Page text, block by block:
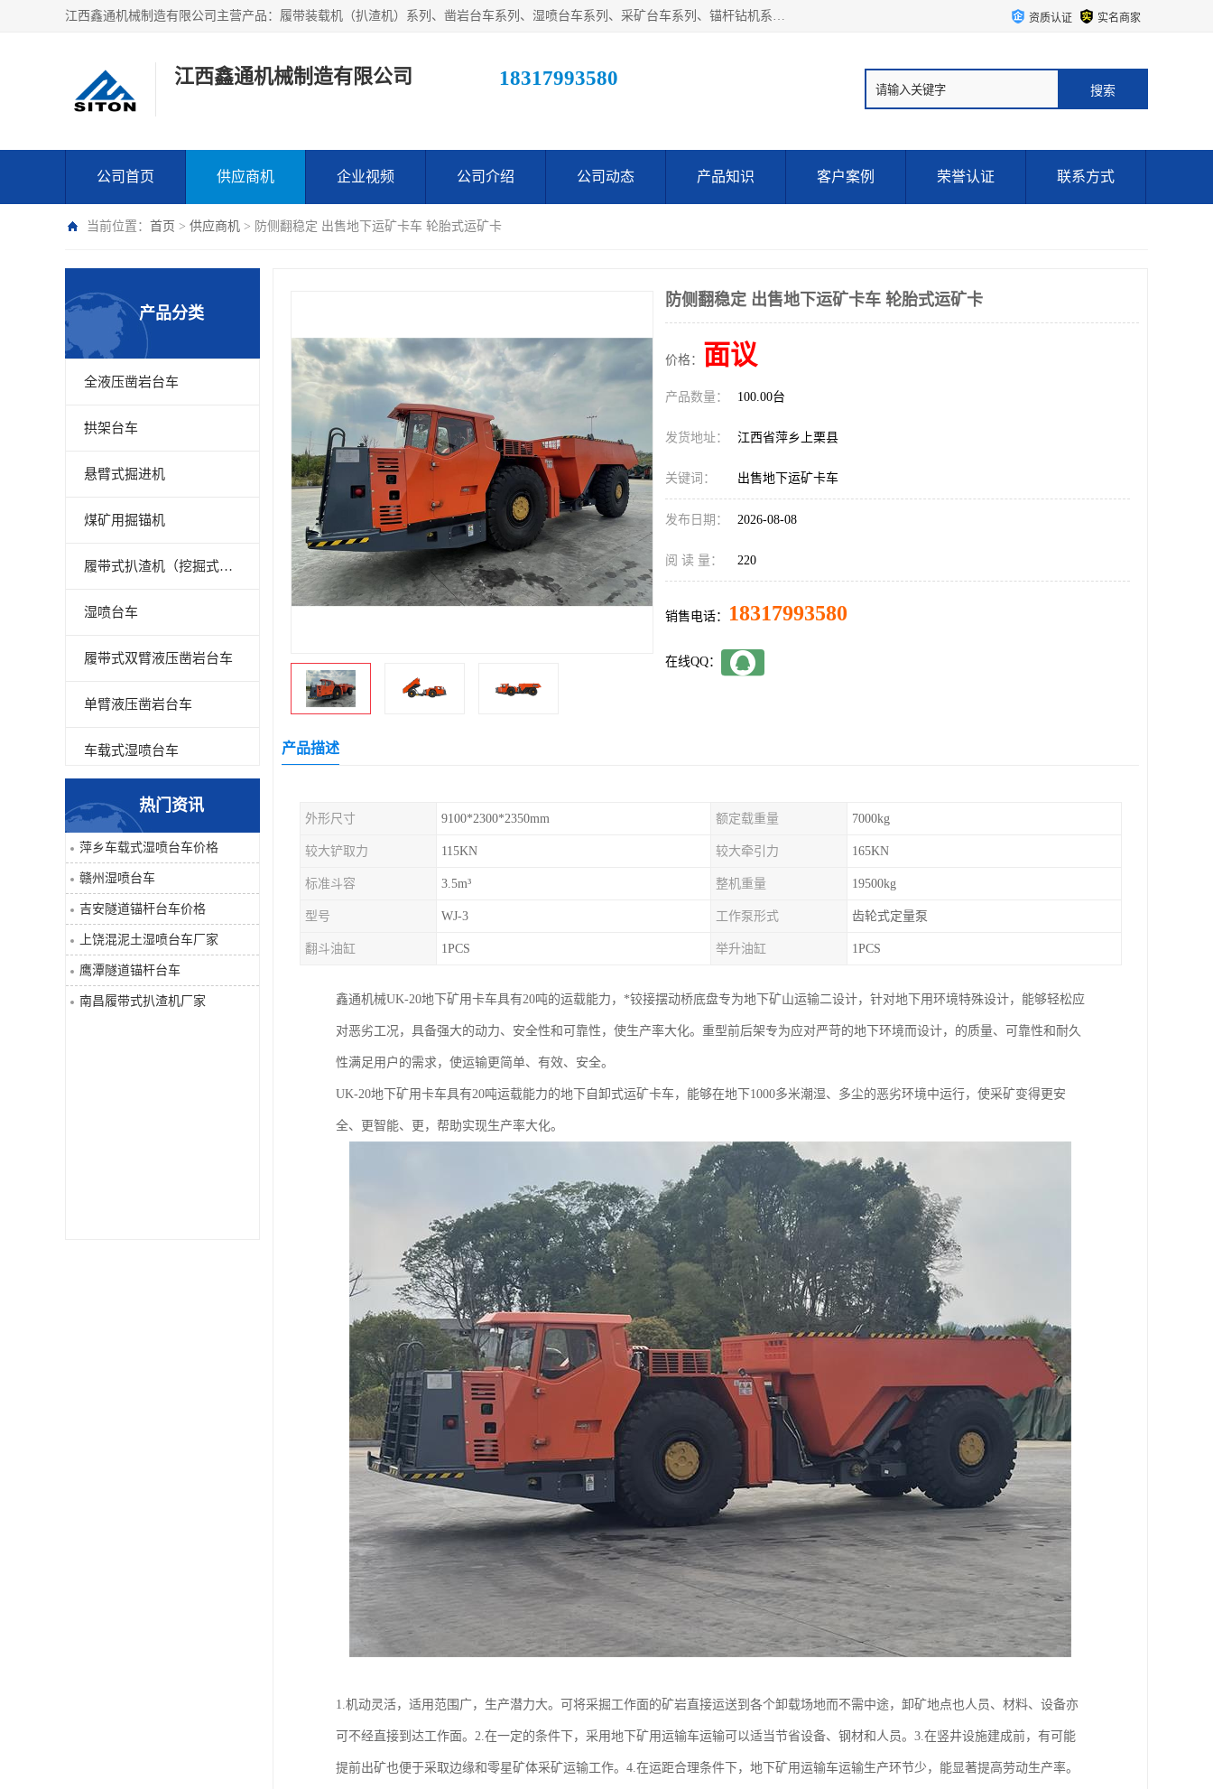
江西鑫通机械制造有限公司主营产品：履带装载机（扒渣机）系列、凿岩台车系列、湿喷台车系列、采矿台车系列、锚杆钻机系列、梭式矿车系列、电机车系列、砼搅拌运输车系列及后配套系列。公司在不断提升自身技术研发能力的同时引进德国、瑞典等国外先进技术和工艺，广泛征询用户意见，扬长避短，日趋完善和成熟，赢得了广大用户的青睐。 资质认证 实名商家
江西鑫通机械制造有限公司 18317993580
公司首页 供应商机 企业视频 公司介绍 公司动态 产品知识 客户案例 荣誉认证 联系方式
当前位置： 首页 > 供应商机 > 防侧翻稳定 出售地下运矿卡车 轮胎式运矿卡
产品分类
全液压凿岩台车
拱架台车
悬臂式掘进机
煤矿用掘锚机
履带式扒渣机（挖掘式装载机）
湿喷台车
履带式双臂液压凿岩台车
单臂液压凿岩台车
车载式湿喷台车
多臂凿岩台车
单臂凿岩台车系列
大坡度用履带扒渣机≤32度
隧道锚杆台车
混泥土湿喷台车
热门资讯
萍乡车载式湿喷台车价格
赣州湿喷台车
吉安隧道锚杆台车价格
上饶混泥土湿喷台车厂家
鹰潭隧道锚杆台车
南昌履带式扒渣机厂家
防侧翻稳定 出售地下运矿卡车 轮胎式运矿卡
价格： 面议
产品数量： 100.00台
发货地址： 江西省萍乡上栗县
关键词： 出售地下运矿卡车
发布日期： 2026-08-08
阅 读 量： 220
销售电话： 18317993580
在线QQ：
产品描述
外形尺寸 9100*2300*2350mm 额定载重量 7000kg
较大铲取力 115KN 较大牵引力 165KN
标准斗容 3.5m³ 整机重量 19500kg
型号 WJ-3 工作泵形式 齿轮式定量泵
翻斗油缸 1PCS 举升油缸 1PCS
鑫通机械UK-20地下矿用卡车具有20吨的运载能力，*铰接摆动桥底盘专为地下矿山运输二设计，针对地下用环境特殊设计，能够轻松应
对恶劣工况，具备强大的动力、安全性和可靠性，使生产率大化。重型前后架专为应对严苛的地下环境而设计，的质量、可靠性和耐久
性满足用户的需求，使运输更简单、有效、安全。
UK-20地下矿用卡车具有20吨运载能力的地下自卸式运矿卡车，能够在地下1000多米潮湿、多尘的恶劣环境中运行，使采矿变得更安
全、更智能、更，帮助实现生产率大化。
1.机动灵活，适用范围广，生产潜力大。可将采掘工作面的矿岩直接运送到各个卸载场地而不需中途，卸矿地点也人员、材料、设备亦
可不经直接到达工作面。2.在一定的条件下，采用地下矿用运输车运输可以适当节省设备、钢材和人员。3.在竖井设施建成前，有可能
提前出矿也便于采取边缘和零星矿体采矿运输工作。4.在运距合理条件下，地下矿用运输车运输生产环节少，能显著提高劳动生产率。